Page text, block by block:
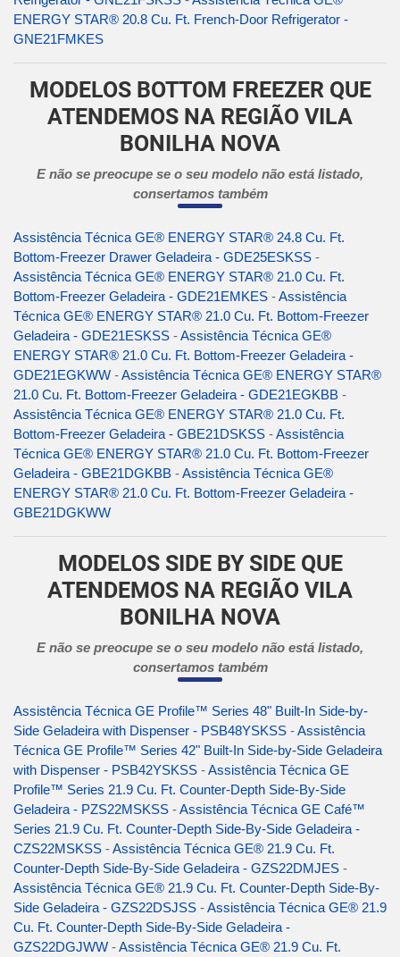
ENERGY STAR® 20.8 Cu. Ft. French-Door Refrigerator -
GNE21FMKES
MODELOS BOTTOM FREEZER QUE
ATENDEMOS NA REGIÃO VILA
BONILHA NOVA
E não se preocupe se o seu modelo não está listado,
consertamos também
Assistência Técnica GE® ENERGY STAR® 24.8 Cu. Ft.
Bottom-Freezer Drawer Geladeira - GDE25ESKSS -
Assistência Técnica GE® ENERGY STAR® 21.0 Cu. Ft.
Bottom-Freezer Geladeira - GDE21EMKES -Assistência
Técnica GE® ENERGY STAR® 21.0 Cu. Ft. Bottom-Freezer
Geladeira - GDE21ESKSS -Assistência Técnica GE®
ENERGY STAR® 21.0 Cu. Ft. Bottom-Freezer Geladeira -
GDE21EGKWW -Assistência Técnica GE® ENERGY STAR®
21.0 Cu. Ft. Bottom-Freezer Geladeira - GDE21EGKBB -
Assistência Técnica GE® ENERGY STAR® 21.0 Cu. Ft.
Bottom-Freezer Geladeira - GBE21DSKSS -Assistência
Técnica GE® ENERGY STAR® 21.0 Cu. Ft. Bottom-Freezer
Geladeira - GBE21DGKBB -Assistência Técnica GE®
ENERGY STAR® 21.0 Cu. Ft. Bottom-Freezer Geladeira -
GBE21DGKWW
MODELOS SIDE BY SIDE QUE
ATENDEMOS NA REGIÃO VILA
BONILHA NOVA
E não se preocupe se o seu modelo não está listado,
consertamos também
Assistência Técnica GE Profile™ Series 48" Built-In Side-by-
Side Geladeira with Dispenser - PSB48YSKSS -Assistência
Técnica GE Profile™ Series 42" Built-In Side-by-Side Geladeira
with Dispenser - PSB42YSKSS -Assistência Técnica GE
Profile™ Series 21.9 Cu. Ft. Counter-Depth Side-By-Side
Geladeira - PZS22MSKSS -Assistência Técnica GE Café™
Series 21.9 Cu. Ft. Counter-Depth Side-By-Side Geladeira -
CZS22MSKSS -Assistência Técnica GE® 21.9 Cu. Ft.
Counter-Depth Side-By-Side Geladeira - GZS22DMJES -
Assistência Técnica GE® 21.9 Cu. Ft. Counter-Depth Side-By-
Side Geladeira - GZS22DSJSS -Assistência Técnica GE® 21.9
Cu. Ft. Counter-Depth Side-By-Side Geladeira -
GZS22DGJWW -Assistência Técnica GE® 21.9 Cu. Ft.